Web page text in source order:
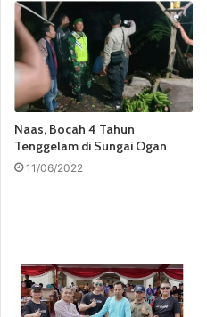
Naas, Bocah 4 Tahun
Tenggelam di Sungai Ogan
11/06/2022